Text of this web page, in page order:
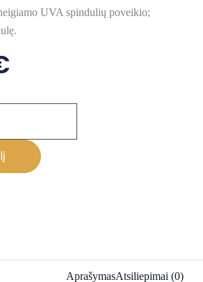
UVA spindulių poveikio;
AprašymasAtsiliepimai (0)